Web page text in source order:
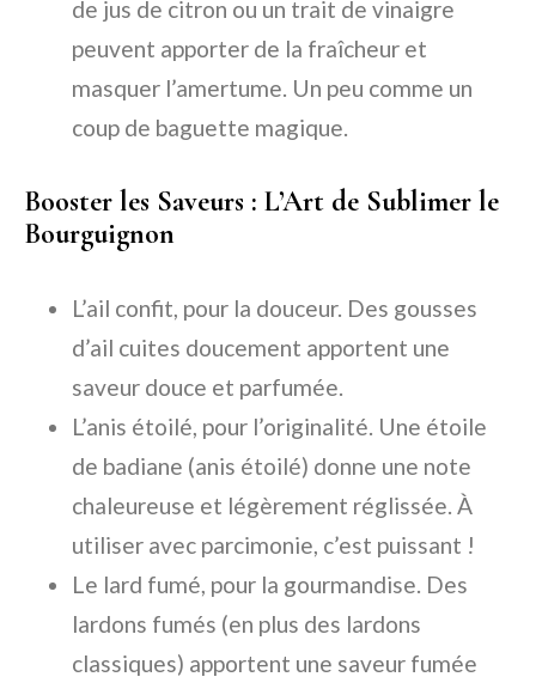
de jus de citron ou un trait de vinaigre
peuvent apporter de la fraîcheur et
masquer l’amertume. Un peu comme un
coup de baguette magique.
Booster les Saveurs : L’Art de Sublimer le
Bourguignon
L’ail confit, pour la douceur. Des gousses
d’ail cuites doucement apportent une
saveur douce et parfumée.
L’anis étoilé, pour l’originalité. Une étoile
de badiane (anis étoilé) donne une note
chaleureuse et légèrement réglissée. À
utiliser avec parcimonie, c’est puissant !
Le lard fumé, pour la gourmandise. Des
lardons fumés (en plus des lardons
classiques) apportent une saveur fumée